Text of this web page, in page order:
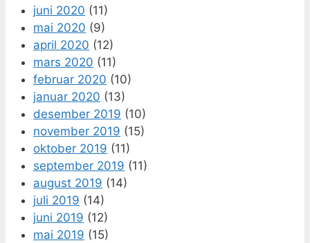
juni 2020 (11)
mai 2020 (9)
april 2020 (12)
mars 2020 (11)
februar 2020 (10)
januar 2020 (13)
desember 2019 (10)
november 2019 (15)
oktober 2019 (11)
september 2019 (11)
august 2019 (14)
juli 2019 (14)
juni 2019 (12)
mai 2019 (15)